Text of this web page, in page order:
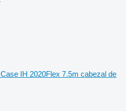
Case IH 2020Flex 7.5m cabezal de